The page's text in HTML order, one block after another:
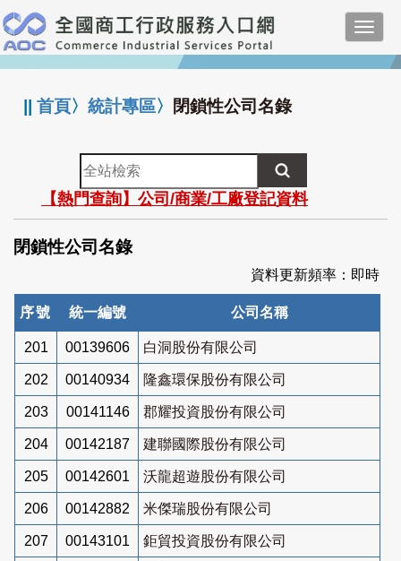
跳
到
主
要
:::
||首頁〉統計專區〉 閉鎖性公司名錄
全
站
檢
索
【熱門查詢】公司/商業/工廠登記資料
閉鎖性公司名錄
資料更新頻率：即時
序號 統一編號 公司名稱
201 00139606 白洞股份有限公司
202 00140934 隆鑫環保股份有限公司
203 00141146 郡耀投資股份有限公司
204 00142187 建聯國際股份有限公司
205 00142601 沃龍超遊股份有限公司
206 00142882 米傑瑞股份有限公司
207 00143101 鉅貿投資股份有限公司